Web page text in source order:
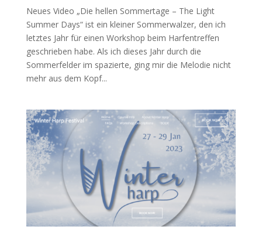
Neues Video „Die hellen Sommertage – The Light
Summer Days“ ist ein kleiner Sommerwalzer, den ich
letztes Jahr für einen Workshop beim Harfentreffen
geschrieben habe. Als ich dieses Jahr durch die
Sommerfelder im spazierte, ging mir die Melodie nicht
mehr aus dem Kopf...